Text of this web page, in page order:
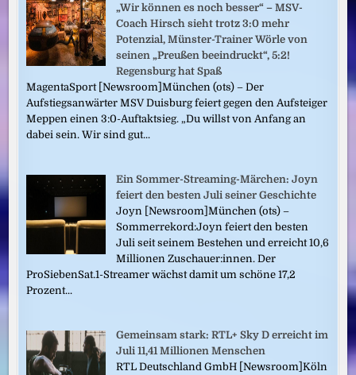
„Wir können es noch besser“ – MSV-
Coach Hirsch sieht trotz 3:0 mehr
Potenzial, Münster-Trainer Wörle von
seinen „Preußen beeindruckt“, 5:2!
Regensburg hat Spaß
MagentaSport [Newsroom]München (ots) – Der
Aufstiegsanwärter MSV Duisburg feiert gegen den Aufsteiger
Meppen einen 3:0-Auftaktsieg. „Du willst von Anfang an
dabei sein. Wir sind gut...
Ein Sommer-Streaming-Märchen: Joyn
feiert den besten Juli seiner Geschichte
Joyn [Newsroom]München (ots) –
Sommerrekord:Joyn feiert den besten
Juli seit seinem Bestehen und erreicht 10,6
Millionen Zuschauer:innen. Der
ProSiebenSat.1-Streamer wächst damit um schöne 17,2
Prozent...
Gemeinsam stark: RTL+ Sky D erreicht im
Juli 11,41 Millionen Menschen
RTL Deutschland GmbH [Newsroom]Köln